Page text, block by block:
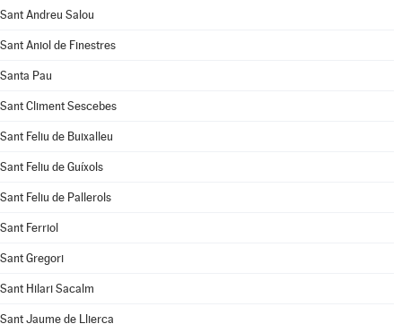
Sant Andreu Salou
Sant Aniol de Finestres
Santa Pau
Sant Climent Sescebes
Sant Feliu de Buixalleu
Sant Feliu de Guíxols
Sant Feliu de Pallerols
Sant Ferriol
Sant Gregori
Sant Hilari Sacalm
Sant Jaume de Llierca